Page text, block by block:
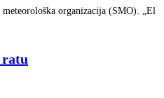
meteorološka organizacija (SMO). „El
ratu